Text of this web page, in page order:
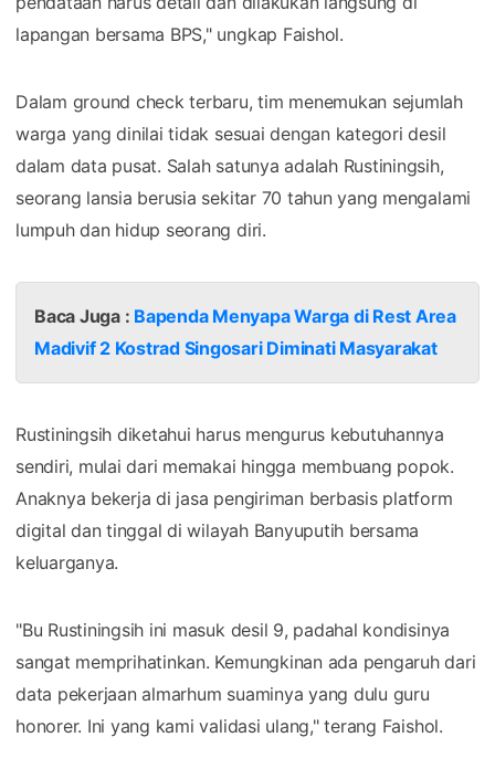
lapangan bersama BPS," ungkap Faishol.
Dalam ground check terbaru, tim menemukan sejumlah
warga yang dinilai tidak sesuai dengan kategori desil
dalam data pusat. Salah satunya adalah Rustiningsih,
seorang lansia berusia sekitar 70 tahun yang mengalami
lumpuh dan hidup seorang diri.
Baca Juga : Bapenda Menyapa Warga di Rest Area
Madivif 2 Kostrad Singosari Diminati Masyarakat
Rustiningsih diketahui harus mengurus kebutuhannya
sendiri, mulai dari memakai hingga membuang popok.
Anaknya bekerja di jasa pengiriman berbasis platform
digital dan tinggal di wilayah Banyuputih bersama
keluarganya.
"Bu Rustiningsih ini masuk desil 9, padahal kondisinya
sangat memprihatinkan. Kemungkinan ada pengaruh dari
data pekerjaan almarhum suaminya yang dulu guru
honorer. Ini yang kami validasi ulang," terang Faishol.